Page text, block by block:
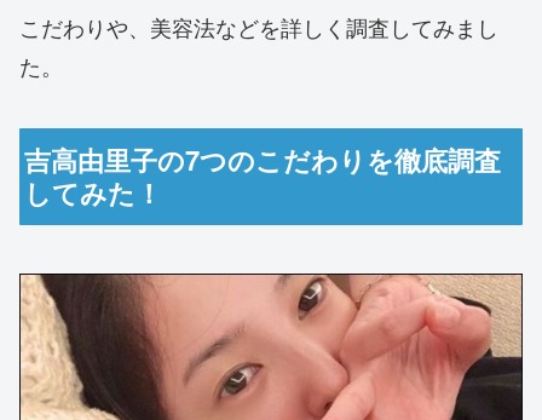
こだわりや、美容法などを詳しく調査してみまし
た。
吉高由里子の7つのこだわりを徹底調査
してみた！